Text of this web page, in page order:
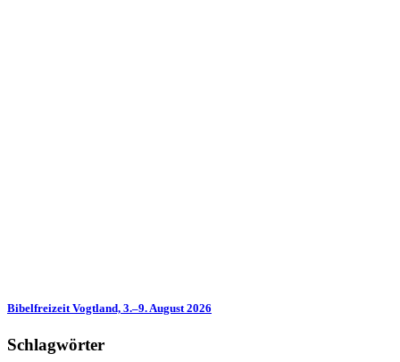
Bibelfreizeit Vogtland, 3.–9. August 2026
Schlagwörter